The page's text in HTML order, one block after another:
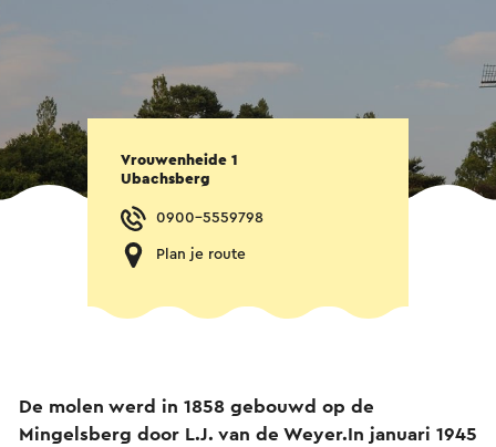
Vrouwenheide 1
Ubachsberg
0900-5559798
Plan je route
De molen werd in 1858 gebouwd op de
Mingelsberg door L.J. van de Weyer.In januari 1945